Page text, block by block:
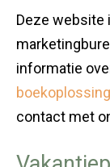
Deze website
informatie
boekoplossing
contact met